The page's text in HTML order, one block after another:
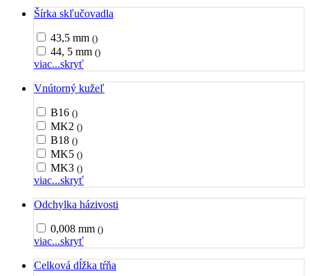
Šírka skľučovadla
43,5 mm ()
44, 5 mm ()
viac...skryť
Vnútorný kužeľ
B16 ()
MK2 ()
B18 ()
MK5 ()
MK3 ()
viac...skryť
Odchylka házivosti
0,008 mm ()
viac...skryť
Celková dĺžka tŕňa